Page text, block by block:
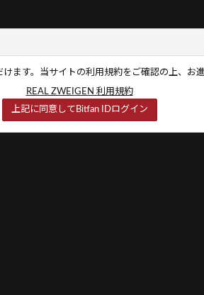
ます。当サイトの利用規約をご確認の上、お進
REAL ZWEIGEN 利用規約
上記に同意してBitfan IDログイン